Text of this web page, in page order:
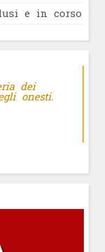
e in corso
dei
onesti.